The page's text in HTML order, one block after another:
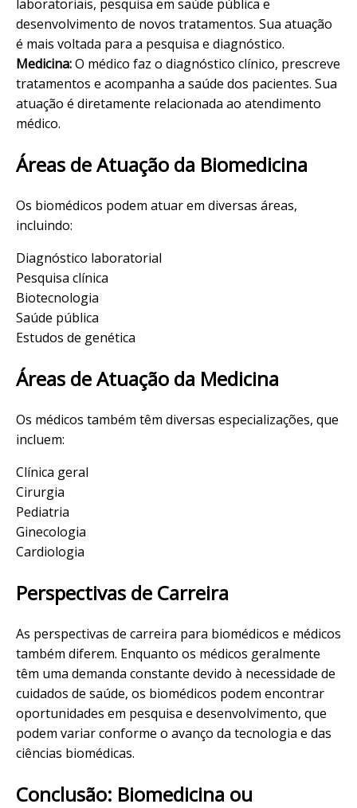
laboratoriais, pesquisa em saúde pública e
desenvolvimento de novos tratamentos. Sua atuação
é mais voltada para a pesquisa e diagnóstico.
Medicina:O médico faz o diagnóstico clínico, prescreve
tratamentos e acompanha a saúde dos pacientes. Sua
atuação é diretamente relacionada ao atendimento
médico.
Áreas de Atuação da Biomedicina
Os biomédicos podem atuar em diversas áreas,
incluindo:
Diagnóstico laboratorial
Pesquisa clínica
Biotecnologia
Saúde pública
Estudos de genética
Áreas de Atuação da Medicina
Os médicos também têm diversas especializações, que
incluem:
Clínica geral
Cirurgia
Pediatria
Ginecologia
Cardiologia
Perspectivas de Carreira
As perspectivas de carreira para biomédicos e médicos
também diferem. Enquanto os médicos geralmente
têm uma demanda constante devido à necessidade de
cuidados de saúde, os biomédicos podem encontrar
oportunidades em pesquisa e desenvolvimento, que
podem variar conforme o avanço da tecnologia e das
ciências biomédicas.
Conclusão: Biomedicina ou